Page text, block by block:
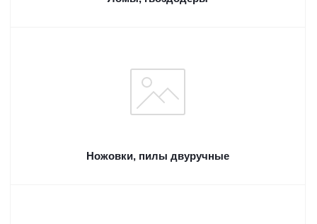
Ножовки, пилы двуручные